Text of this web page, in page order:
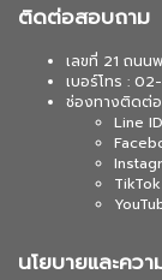
ติดต่อสอบถาม
เลขที่ 21 ถนน
เบอร์โทร :
ช่องทางติดต่อ
Line
นโยบายและคว